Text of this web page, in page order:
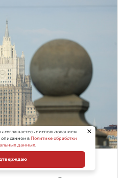
соглашаетесь с использованием
описанном вПолитике обработки
данных.